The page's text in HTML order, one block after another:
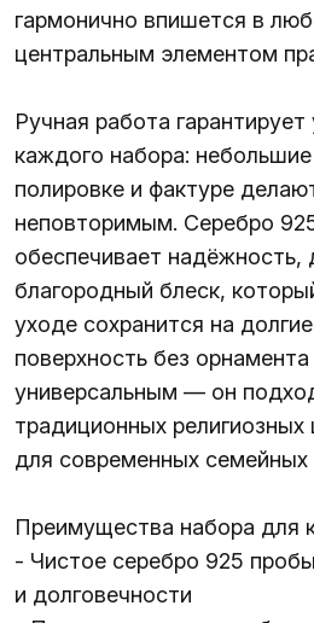
гармонично впишется в
центральным элементом
Ручная работа гарантирует
каждого набора:
полировке и фактуре
неповторимым. Серебро
обеспечивает надёжность,
благородный блеск,
уходе сохранится на
поверхность без
универсальным — он
традиционных религиозных
для современных семейных
Преимущества набора для
- Чистое серебро 925
и долговечности